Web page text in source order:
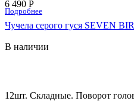
6 490 Р
Подробнее
Чучела серого гуся SEVEN
В наличии
12шт. Складные. Поворот